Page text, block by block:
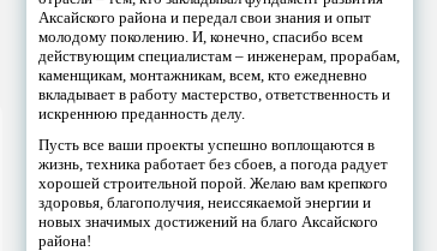
Аксайского района и передал свои знания и опыт
молодому поколению. И, конечно, спасибо всем
действующим специалистам – инженерам, прорабам,
каменщикам, монтажникам, всем, кто ежедневно
вкладывает в работу мастерство, ответственность и
искреннюю преданность делу.
Пусть все ваши проекты успешно воплощаются в
жизнь, техника работает без сбоев, а погода радует
хорошей строительной порой. Желаю вам крепкого
здоровья, благополучия, неиссякаемой энергии и
новых значимых достижений на благо Аксайского
района!